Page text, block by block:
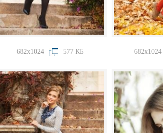
682x1024 577 КБ 682x1024